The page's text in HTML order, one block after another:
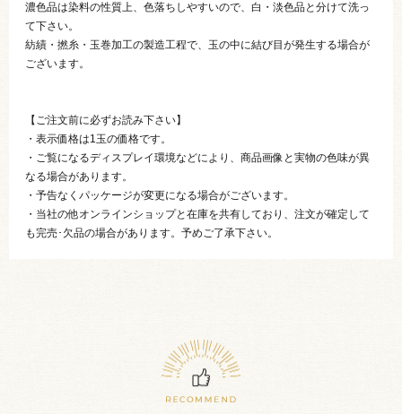
濃色品は染料の性質上、色落ちしやすいので、白・淡色品と分けて洗っ
て下さい。
紡績・撚糸・玉巻加工の製造工程で、玉の中に結び目が発生する場合が
ございます。
【ご注文前に必ずお読み下さい】
・表示価格は1玉の価格です。
・ご覧になるディスプレイ環境などにより、商品画像と実物の色味が異
なる場合があります。
・予告なくパッケージが変更になる場合がございます。
・当社の他オンラインショップと在庫を共有しており、注文が確定して
も完売･欠品の場合があります。予めご了承下さい。